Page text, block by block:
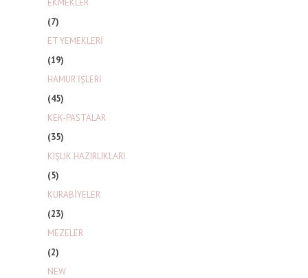
EKMEKLER
(7)
ET YEMEKLERİ
(19)
HAMUR İŞLERİ
(45)
KEK-PASTALAR
(35)
KIŞLIK HAZIRLIKLARI
(5)
KURABİYELER
(23)
MEZELER
(2)
NEW